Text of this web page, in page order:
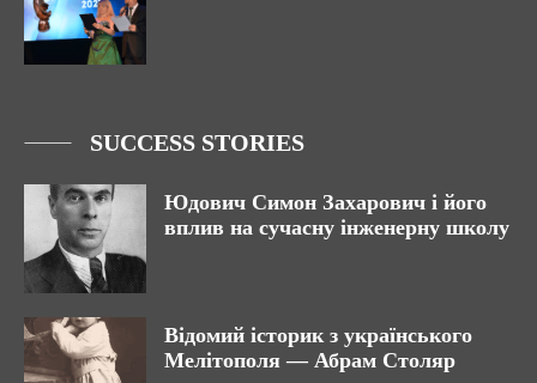
SUCCESS STORIES
Юдович Симон Захарович і його
вплив на сучасну інженерну школу
Відомий історик з українського
Мелітополя — Абрам Столяр